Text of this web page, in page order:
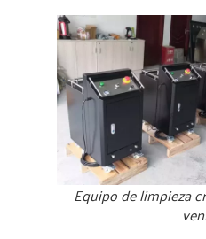
Equipo de limpieza